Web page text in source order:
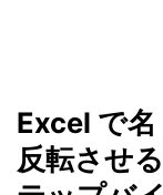
Excel で
反転させ